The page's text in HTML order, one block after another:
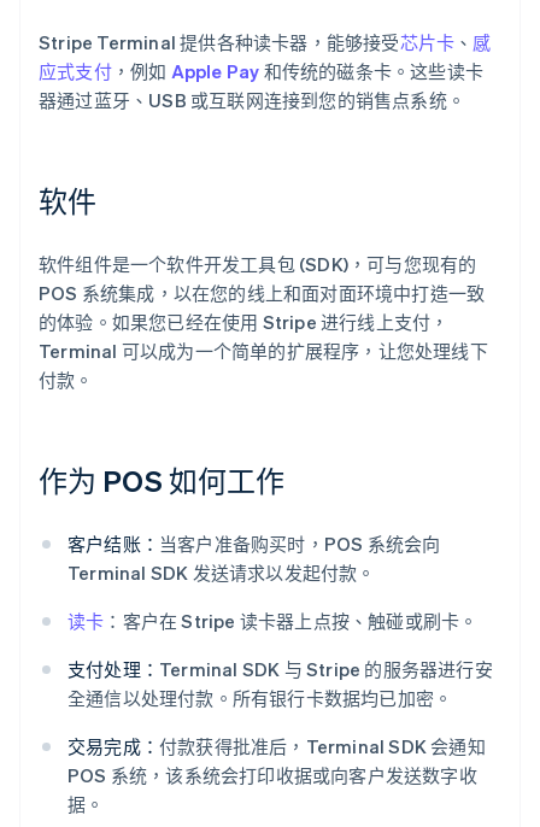
Stripe Terminal 提供各种读卡器，能够接受芯片卡 、 感
应式支付，例如 Apple Pay 和传统的磁条卡。这些读卡
器通过蓝牙、USB 或互联网连接到您的销售点系统。
软件
软件组件是一个软件开发工具包 (SDK)，可与您现有的
POS 系统集成，以在您的线上和面对面环境中打造一致
的体验。如果您已经在使用 Stripe 进行线上支付，
Terminal 可以成为一个简单的扩展程序，让您处理线下
付款。
作为 POS 如何工作
客户结账： 当客户准备购买时，POS 系统会向
Terminal SDK 发送请求以发起付款。
读卡 ：客户在 Stripe 读卡器上点按、触碰或刷卡。
支付处理： Terminal SDK 与 Stripe 的服务器进行安
全通信以处理付款。所有银行卡数据均已加密。
交易完成： 付款获得批准后，Terminal SDK 会通知
POS 系统，该系统会打印收据或向客户发送数字收
据。